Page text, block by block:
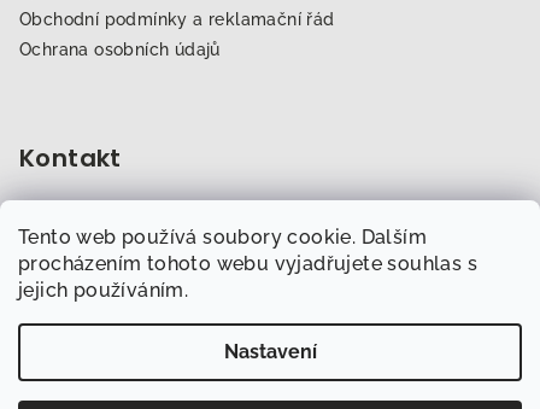
Tento web používá soubory cookie. Dalším
procházením tohoto webu vyjadřujete souhlas s
jejich používáním.
Nastavení
Obchodní podmínky a reklamační řád
Ochrana osobních údajů
Kontakt
702 007 759